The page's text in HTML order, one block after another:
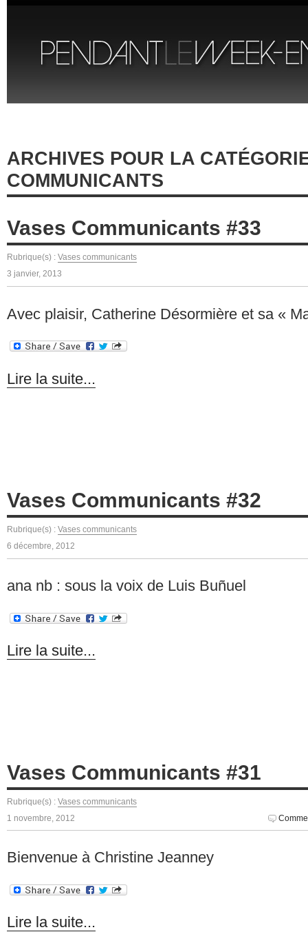
ARCHIVES POUR LA
COMMUNICANTS
Vases Communicants #33
Rubrique(s) : Vases communicants
3 janvier, 2013
Avec plaisir, Catherine Désormière et sa «
Lire la suite...
Vases Communicants #32
Rubrique(s) : Vases communicants
6 décembre, 2012
ana nb : sous la voix de Luis Buñuel
Lire la suite...
Vases Communicants #31
Rubrique(s) : Vases communicants
1 novembre, 2012
Bienvenue à Christine Jeanney
Lire la suite...